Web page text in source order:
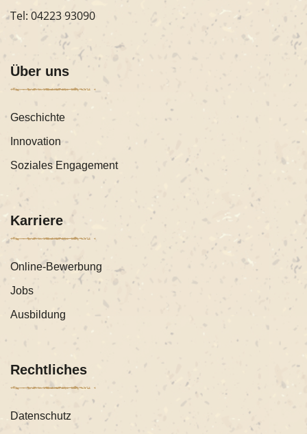
Tel: 04223 93090
Über uns
Geschichte
Innovation
Soziales Engagement
Karriere
Online-Bewerbung
Jobs
Ausbildung
Rechtliches
Datenschutz